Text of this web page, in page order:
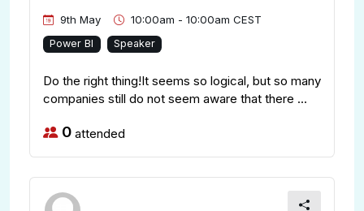
9th May 10:00am - 10:00am CEST
Power BI Speaker
Do the right thing!It seems so logical, but so many
companies still do not seem aware that there ...
0 attended